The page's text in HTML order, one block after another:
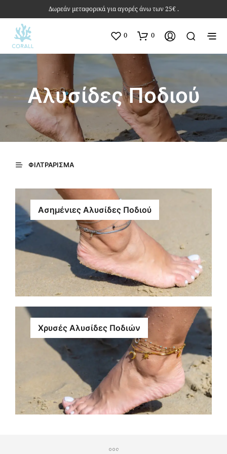
Δωρεάν μεταφορικά για αγορές άνω των 25€ .
0 0
Αλυσίδες Ποδιού
ΦΙΛΤΡΆΡΙΣΜΑ
Ασημένιες Αλυσίδες Ποδιού
Χρυσές Αλυσίδες Ποδιών